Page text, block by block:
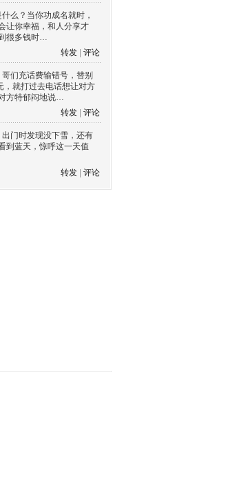
么？当你功成名就时，
让你幸福，和人分享才
很多钱时…
转发
评论
哥们充话费输错号，替别
，就打过去电话想让对方
方特郁闷地说…
转发
评论
出门时发现没下雪，还有
到蓝天，惊呼这一天值
转发
评论